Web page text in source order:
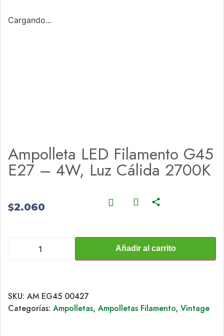
Cargando...
Ampolleta LED Filamento G45
E27 – 4W, Luz Cálida 2700K
$2.060
Añadir al carrito
SKU: AM EG45 00427
Categorías: Ampolletas, Ampolletas Filamento, Vintage